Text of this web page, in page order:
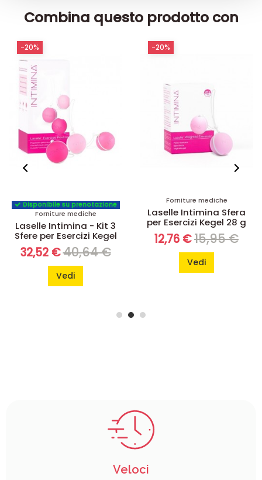
Combina questo prodotto con
Disponibile su prenotazione
Forniture mediche
Laselle Intimina - Kit 3
Sfere per Esercizi Kegel
32,52 €40,64 €
Vedi
-20%
Forniture mediche
Laselle Intimina Sfera
per Esercizi Kegel 28 g
12,76 €15,95 €
Vedi
-20%
Veloci